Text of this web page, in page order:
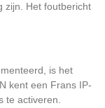
zijn. Het foutbericht
is het
kent een Frans IP-
te activeren.